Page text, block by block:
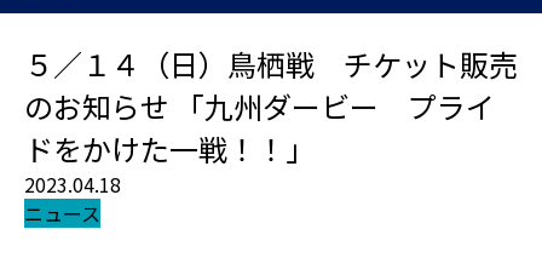
５／１４（日）鳥栖戦 チケット販売
のお知らせ 「九州ダービー プライ
ドをかけた一戦！！」
2023.04.18
ニュース